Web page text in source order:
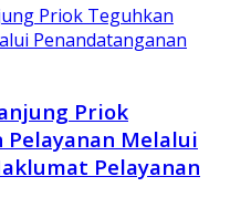
Priok
Melalui
Pelayanan